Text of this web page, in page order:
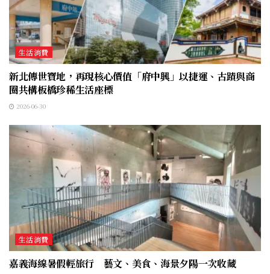
生活消費
新北傳世寶地，再現核心價值「府中興」以捷運、古蹟與商
圈共構板橋珍稀生活座標
2026-06-30
生活消費
嘉義海線暑假輕旅行 藝文、美食、海景夕陽一次收藏